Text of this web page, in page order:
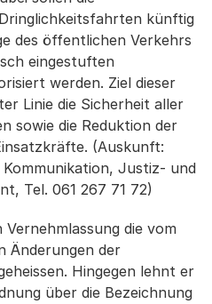
künftig
des öffentlichen Verkehrs
eingestuften
werden. Ziel dieser
Linie die Sicherheit aller
sowie die Reduktion der
(Auskunft:
Justiz- und
Tel. 061 267 71 72)
Vernehmlassung die vom
Änderungen der
Hingegen lehnt er
über die Bezeichnung